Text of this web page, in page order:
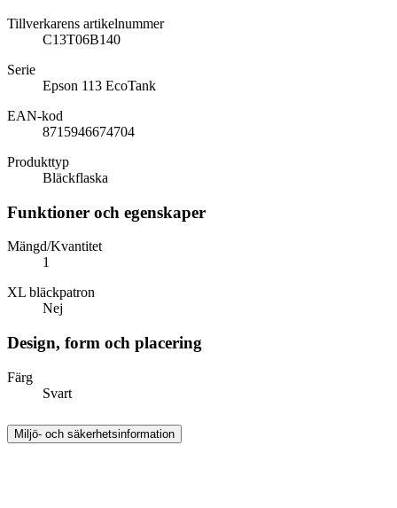
Tillverkarens artikelnummer
C13T06B140
Serie
Epson 113 EcoTank
EAN-kod
8715946674704
Produkttyp
Bläckflaska
Funktioner och egenskaper
Mängd/Kvantitet
1
XL bläckpatron
Nej
Design, form och placering
Färg
Svart
Miljö- och säkerhetsinformation